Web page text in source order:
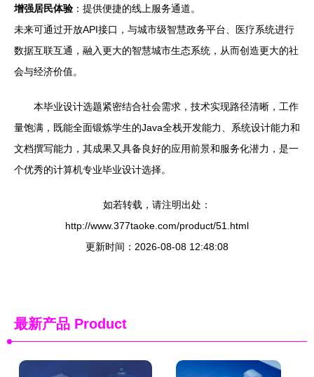
增强居民体验 ：提供便捷的线上服务通道。
未来可通过开放API接口，与城市级智慧政务平台、医疗系统进行
数据互联互通，融入更大的智慧城市生态系统，从而创造更大的社
会与经济价值。
本毕业设计选题紧密结合社会需求，技术实现路径清晰，工作
量饱满，既能全面锻炼学生的Java全栈开发能力、系统设计能力和
文档撰写能力，其成果又具备良好的应用前景和服务化潜力，是一
个优秀的计算机专业毕业设计选择。
如若转载，请注明出处：
http://www.377taoke.com/product/51.html
更新时间：2026-08-08 12:48:08
最新产品 Product